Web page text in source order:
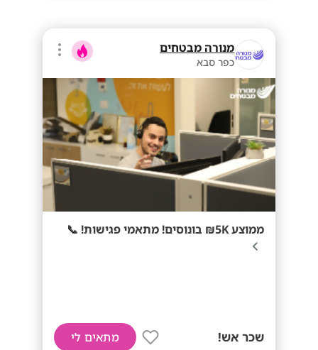
מנורה מבטחים
כפר סבא
ממוצע 5K₪ בונוסים! מתאמי פגישות! 📞
שכר אש! מתאים לי